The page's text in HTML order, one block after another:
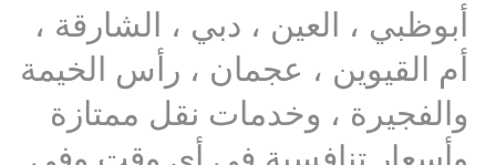
أبوظبي ، العين ، دبي ، الشارقة ،
أم القيوين ، عجمان ، رأس الخيمة
والفجيرة ، وخدمات نقل ممتازة